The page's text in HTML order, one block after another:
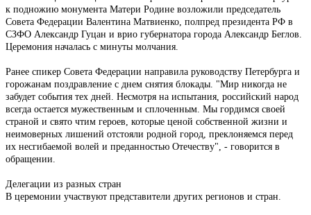
к подножию монумента Матери Родине возложили председатель
Совета Федерации Валентина Матвиенко, полпред президента РФ в
СЗФО Александр Гуцан и врио губернатора города Александр Беглов.
Церемония началась с минуты молчания.
Ранее спикер Совета Федерации направила руководству Петербурга и
горожанам поздравление с днем снятия блокады. "Мир никогда не
забудет события тех дней. Несмотря на испытания, российский народ
всегда остается мужественным и сплоченным. Мы гордимся своей
страной и свято чтим героев, которые ценой собственной жизни и
неимоверных лишений отстояли родной город, преклоняемся перед
их несгибаемой волей и преданностью Отечеству", - говорится в
обращении.
Делегации из разных стран
В церемонии участвуют представители других регионов и стран.